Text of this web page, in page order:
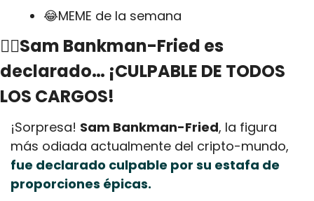
😂MEME de la semana
👩‍⚖Sam Bankman-Fried es
declarado… ¡CULPABLE DE TODOS
LOS CARGOS!
¡Sorpresa! Sam Bankman-Fried, la figura
fue declarado culpable por su estafa de
proporciones épicas.